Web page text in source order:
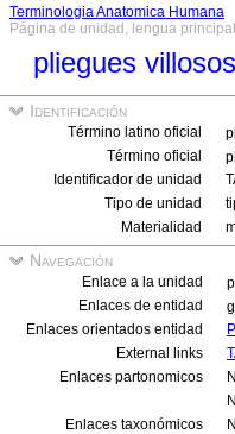
Terminologia Anatomica Humana
Página de unidad, lengua
pliegues villosos
Identificación
Término latino oficial
Término oficial
Identificador de unidad
Tipo de unidad
Materialidad
Navegación
Enlace a la unidad
Enlaces de entidad
Enlaces orientados entidad
External links
Enlaces partonomicos
Enlaces taxonómicos